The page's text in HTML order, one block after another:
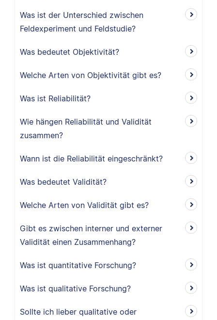
Was ist der Unterschied zwischen
Feldexperiment und Feldstudie?
Was bedeutet Objektivität?
Welche Arten von Objektivität gibt es?
Was ist Reliabilität?
Wie hängen Reliabilität und Validität
zusammen?
Wann ist die Reliabilität eingeschränkt?
Was bedeutet Validität?
Welche Arten von Validität gibt es?
Gibt es zwischen interner und externer
Validität einen Zusammenhang?
Was ist quantitative Forschung?
Was ist qualitative Forschung?
Sollte ich lieber qualitative oder